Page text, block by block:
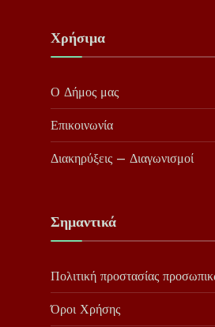
Χρήσιμα
Ο Δήμος μας
Επικοινωνία
Διακηρύξεις – Διαγωνισμοί
Σημαντικά
Πολιτική προστασίας
Όροι Χρήσης